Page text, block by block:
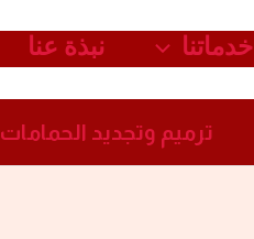
خدماتنا نبذة عنا
ترميم وتجديد الحمامات​